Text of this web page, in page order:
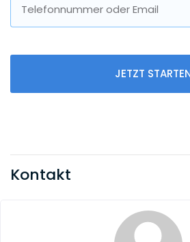
Telefonnummer oder Email
JETZT
Kontakt